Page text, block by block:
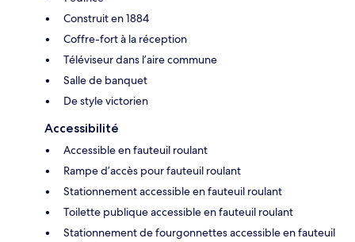
Construit en 1884
Coffre-fort à la réception
Téléviseur dans l’aire commune
Salle de banquet
De style victorien
Accessibilité
Accessible en fauteuil roulant
Rampe d’accès pour fauteuil roulant
Stationnement accessible en fauteuil roulant
Toilette publique accessible en fauteuil roulant
Stationnement de fourgonnettes accessible en fauteuil